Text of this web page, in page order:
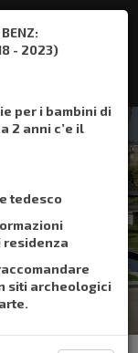
- 2023)
per i bambini di
2 anni c’e il
tedesco
residenza
siti archeologici